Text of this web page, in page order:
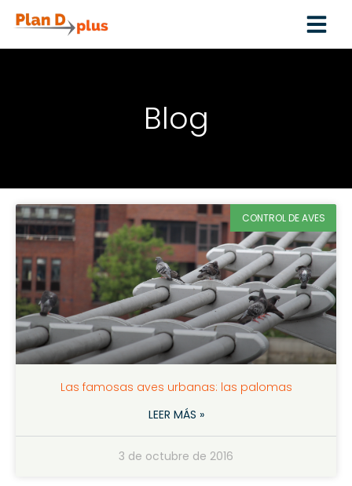
Blog
CONTROL DE AVES
Las famosas aves urbanas: las palomas
LEER MÁS »
3 de octubre de 2016